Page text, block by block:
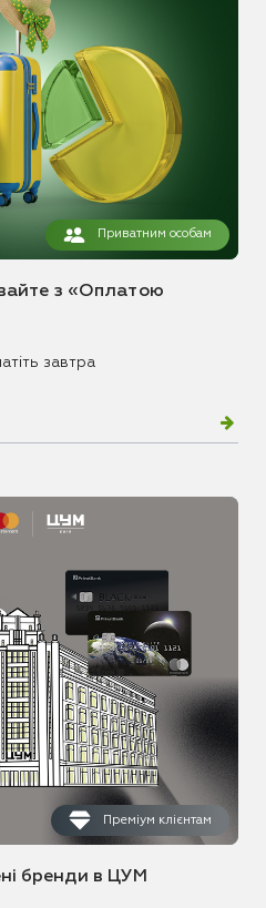
Приватним особам
з «Оплатою
завтра
Преміум клієнтам
бренди в ЦУМ